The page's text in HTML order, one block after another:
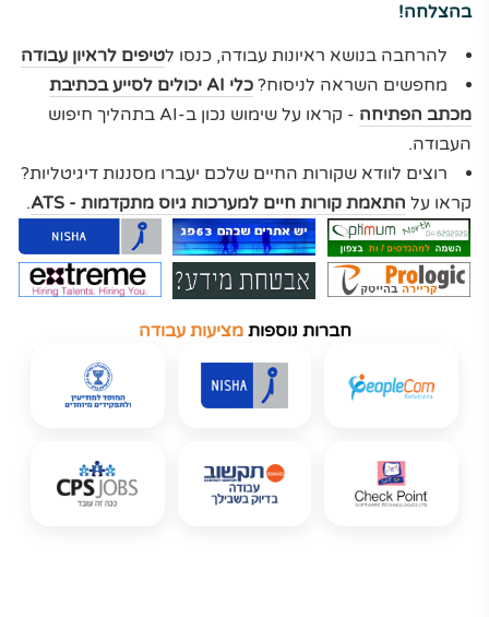
בהצלחה!
להרחבה בנושא ראיונות עבודה, כנסו לטיפים לראיון עבודה
מחפשים השראה לניסוח?
כלי AI יכולים לסייע בכתיבת
מכתב הפתיחה
- קראו על שימוש נכון ב-AI בתהליך חיפוש
העבודה.
רוצים לוודא שקורות החיים שלכם יעברו מסננות דיגיטליות?
קראו על התאמת קורות חיים למערכות גיוס מתקדמות - ATS .
חברות נוספותמציעות עבודה